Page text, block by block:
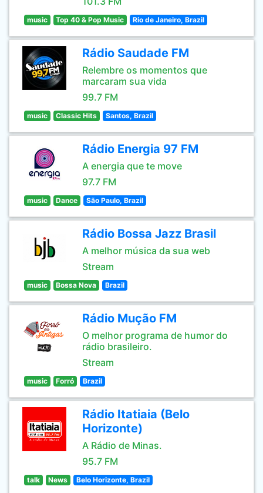
music Top 40 & Pop Music Rio de Janeiro, Brazil
Rádio Saudade FM
Relembre os momentos que
marcaram sua vida
99.7 FM
music Classic Hits Santos, Brazil
Rádio Energia 97 FM
A energia que te move
97.7 FM
music Dance São Paulo, Brazil
Rádio Bossa Jazz Brasil
A melhor música da sua web
Stream
music Bossa Nova Brazil
Rádio Mução FM
O melhor programa de humor do
rádio brasileiro.
Stream
music Forró Brazil
Rádio Itatiaia (Belo
Horizonte)
A Rádio de Minas.
95.7 FM
talk News Belo Horizonte, Brazil